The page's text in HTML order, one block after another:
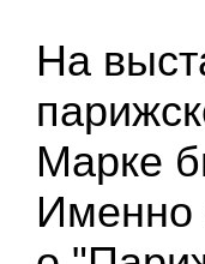
На
Марке
Именно